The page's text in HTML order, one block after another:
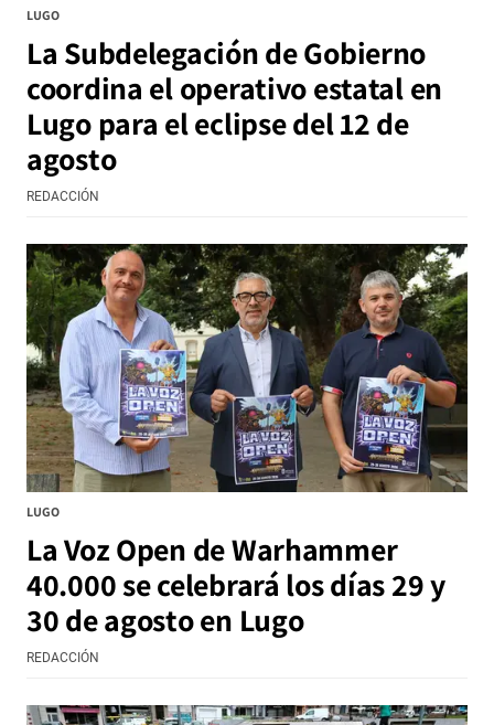
LUGO
La Subdelegación de Gobierno
coordina el operativo estatal en
Lugo para el eclipse del 12 de
agosto
REDACCIÓN
LUGO
La Voz Open de Warhammer
40.000 se celebrará los días 29 y
30 de agosto en Lugo
REDACCIÓN